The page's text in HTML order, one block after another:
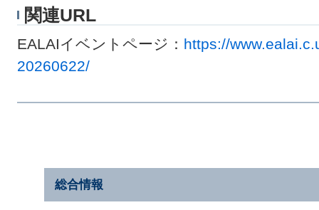
関連URL
EALAIイベントページ： https://
20260622/
総合情報